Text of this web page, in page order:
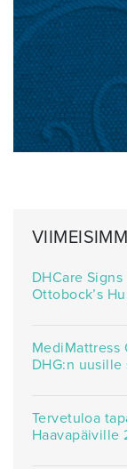
DHCare
Ottobock’s
DHG:n
Tervetuloa
Haavapäiville